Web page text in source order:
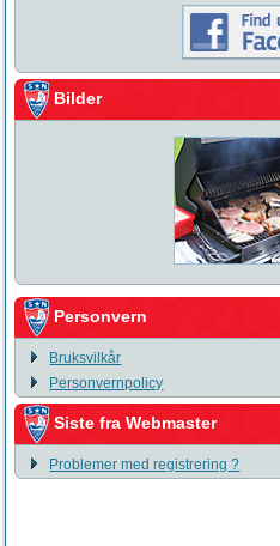
Bilder
Personvern
Bruksvilkår
Personvernpolicy
Siste fra Webmaster
Problemer med registrering ?